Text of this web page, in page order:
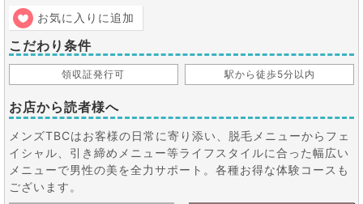
お気に入りに追加
こだわり条件
領収証発行可 駅から徒歩5分以内
お店から読者様へ
メンズTBCはお客様の日常に寄り添い、脱毛メニューからフェ
イシャル、引き締めメニュー等ライフスタイルに合った幅広い
メニューで男性の美を全力サポート。各種お得な体験コースも
ございます。